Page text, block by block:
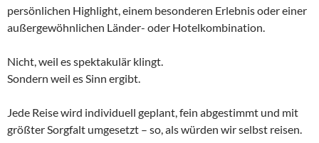
persönlichen Highlight, einem besonderen Erlebnis oder einer
außergewöhnlichen Länder- oder Hotelkombination.
Nicht, weil es spektakulär klingt.
Sondern weil es Sinn ergibt.
Jede Reise wird individuell geplant, fein abgestimmt und mit
größter Sorgfalt umgesetzt – so, als würden wir selbst reisen.